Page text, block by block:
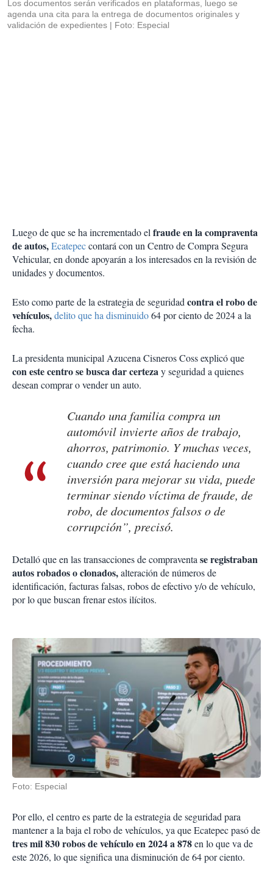
Los documentos serán verificados en plataformas, luego se
agenda una cita para la entrega de documentos originales y
validación de expedientes
Foto: Especial
Luego de que se ha incrementado elfraude en la compraventa
de autos,Ecatepeccontará con un Centro de Compra Segura
Vehicular, en donde apoyarán a los interesados en la revisión de
unidades y documentos.
Esto como parte de la estrategia de seguridadcontra el robo de
vehículos,delitoque ha disminuido64 por ciento de 2024 a la
fecha.
La presidenta municipal Azucena Cisneros Coss explicó que
con este centro se busca dar certezay seguridad a quienes
desean comprar o vender un auto.
Cuando una familia compra un
automóvil invierte años de trabajo,
ahorros, patrimonio. Y muchas veces,
cuando cree que está haciendo una
inversión para mejorar su vida, puede
terminar siendo víctima de fraude, de
robo, de documentos falsos o de
corrupción”, precisó.
Detalló que en las transacciones de compraventase registraban
autos robados o clonados,alteración de números de
identificación, facturas falsas, robos de efectivo y/o de vehículo,
por lo que buscan frenar estos ilícitos.
Foto: Especial
Por ello, el centro es parte de la estrategia de seguridad para
mantener a la baja el robo de vehículos, ya que Ecatepec pasó de
tres mil830 robos de vehículo en 2024 a 878en lo que va de
este 2026, lo que significa una disminución de 64 por ciento.